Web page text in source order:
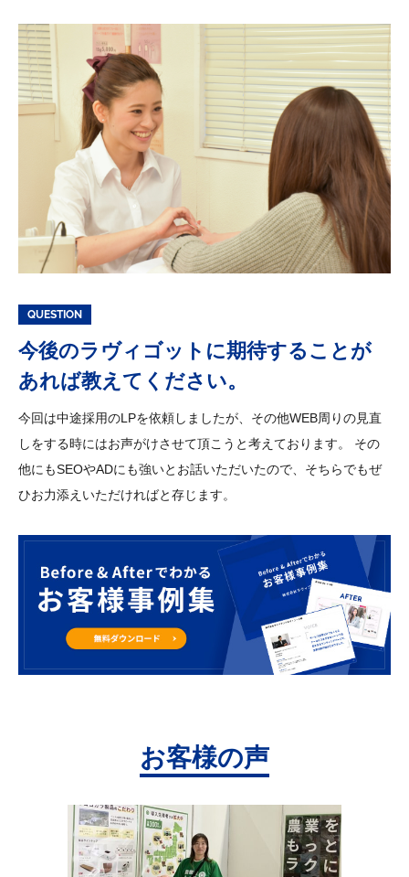
QUESTION
今後のラヴィゴットに期待することが
あれば教えてください。
今回は中途採用のLPを依頼しましたが、その他WEB周りの見直
しをする時にはお声がけさせて頂こうと考えております。 その
他にもSEOやADにも強いとお話いただいたので、そちらでもぜ
ひお力添えいただければと存じます。
お客様の声